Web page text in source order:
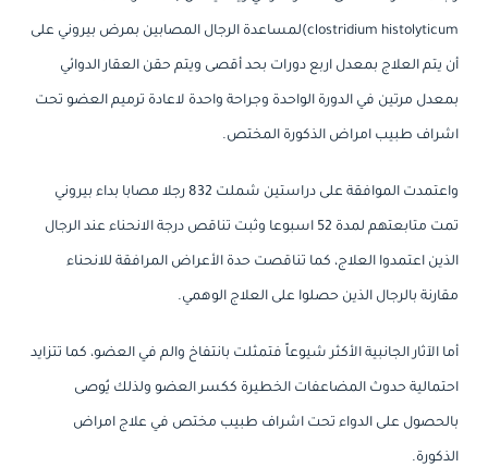
clostridium histolyticum)لمساعدة الرجال المصابين بمرض بيروني على
أن يتم العلاج بمعدل اربع دورات بحد أقصى ويتم حقن العقار الدوائي
بمعدل مرتين في الدورة الواحدة وجراحة واحدة لاعادة ترميم العضو تحت
اشراف طبيب امراض الذكورة المختص.
واعتمدت الموافقة على دراستين شملت 832 رجلا مصابا بداء بيروني
تمت متابعتهم لمدة 52 اسبوعا وثبت تناقص درجة الانحناء عند الرجال
الذين اعتمدوا العلاج، كما تناقصت حدة الأعراض المرافقة للانحناء
مقارنة بالرجال الذين حصلوا على العلاج الوهمي.
أما الآثار الجانبية الأكثر شيوعاً فتمثلت بانتفاخ والم في العضو، كما تتزايد
احتمالية حدوث المضاعفات الخطيرة ككسر العضو ولذلك يُوصى
بالحصول على الدواء تحت اشراف طبيب مختص في علاج امراض
الذكورة.